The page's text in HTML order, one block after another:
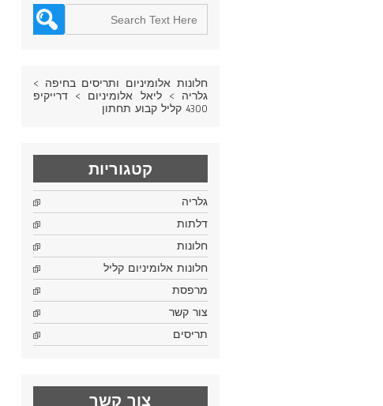
חלונות אלומיניום ותריסים בחיפה >
גלריה >ליאל אלומיניום >דרייקיפ
4300 קליל קבוע תחתון
קטגוריות
גלריה
דלתות
חלונות
חלונות אלומיניום קליל
מרפסת
צור קשר
תריסים
צור קשר